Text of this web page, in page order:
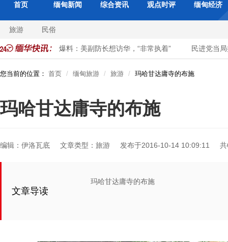
首页 缅甸新闻 综合资讯 观点时评 缅甸经济
旅游 民俗
党的脸 爆料：美副防长想访华，“非常执着” 民进党当局挥
您当前的位置： 首页 缅甸旅游 旅游 玛哈甘达庸寺的布施
玛哈甘达庸寺的布施
编辑：伊洛瓦底 文章类型：旅游 发布于2016-10-14 10:09:11
文章导读
玛哈甘达庸寺的布施